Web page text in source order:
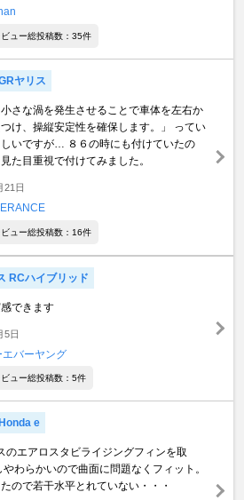
ュー総投稿数：35件
ヤリス
小さな渦を発生させることで車体を左右か
け、操縦安定性を確保します。」 ってい
しいですが… ８６の時にも付けていたの
た目重視で付けてみました。
21日
ュー総投稿数：16件
RCハイブリッド
できます
5日
エバーヤング
ュー総投稿数：5件
e
のエアロスタビライジングフィンを取
わらかいので曲面に問題なくフィット。
ので若干水平とれていない・・・